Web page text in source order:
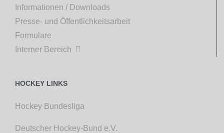
Informationen / Downloads
Presse- und Öffentlichkeitsarbeit
Formulare
Interner Bereich

HOCKEY LINKS
Hockey Bundesliga
Deutscher Hockey-Bund e.V.